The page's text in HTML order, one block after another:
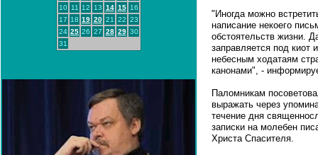
10
11 12 13 14 15 16
17 18 19 20 21 22 23
24 25 26 27 28 29 30
31
"Иногда можно
написание некоего
обстоятельств жизни.
заправляется под киот
небесным ходатаям
канонами", -
Паломникам
выражать через
течение дня
записки на молебен
Христа Спасителя.